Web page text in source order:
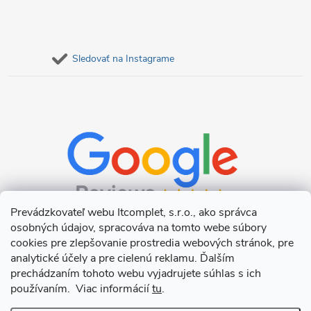
Prevádzkovateľ webu Itcomplet, s.r.o., ako správca
osobných údajov, spracováva na tomto webe súbory
cookies pre zlepšovanie prostredia webových stránok, pre
analytické účely a pre cielenú reklamu. Ďalším
prechádzaním tohoto webu vyjadrujete súhlas s ich
používaním. Viac informáciítu.
Sledovať na Instagrame